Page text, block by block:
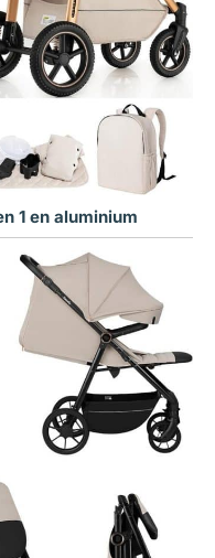
1 en aluminium